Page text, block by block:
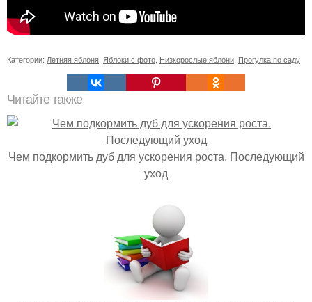
Категории: Летняя яблоня Яблоки с фото Низкорослые яблони Прогулка по саду
Читайте также
Чем подкормить дуб для ускорения роста. Последующий
уход